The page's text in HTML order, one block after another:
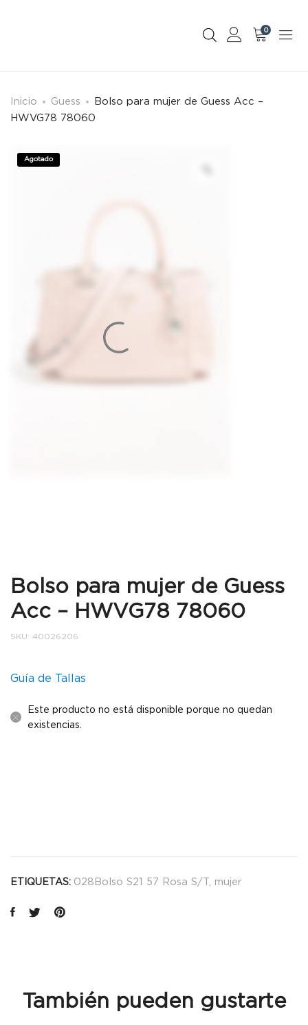
0
Inicio Guess
Bolso para mujer de Guess Acc –
HWVG78 78060
Agotado
Bolso para mujer de Guess
Acc – HWVG78 78060
SKU: 40026206
Guía de Tallas
Este producto no está disponible porque no quedan
existencias.
ETIQUETAS: 028Bolso S21 57 Rosa S/T mujer
También pueden gustarte